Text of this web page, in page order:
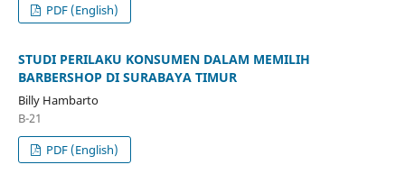
PDF (English)
STUDI PERILAKU KONSUMEN DALAM MEMILIH
BARBERSHOP DI SURABAYA TIMUR
Billy Hambarto
B-21
PDF (English)